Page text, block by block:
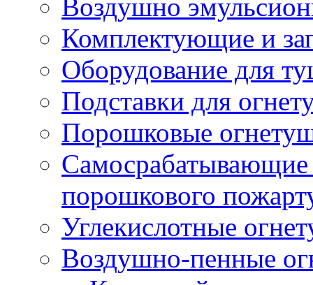
Воздушно
Комплектующие и
Оборудование для
Подставки для
Порошковые
порошкового
Углекислотные
Воздушно-пенные